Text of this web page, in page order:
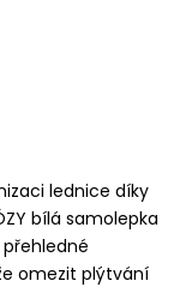
lednice díky
bílá samolepka
omezit plýtvání